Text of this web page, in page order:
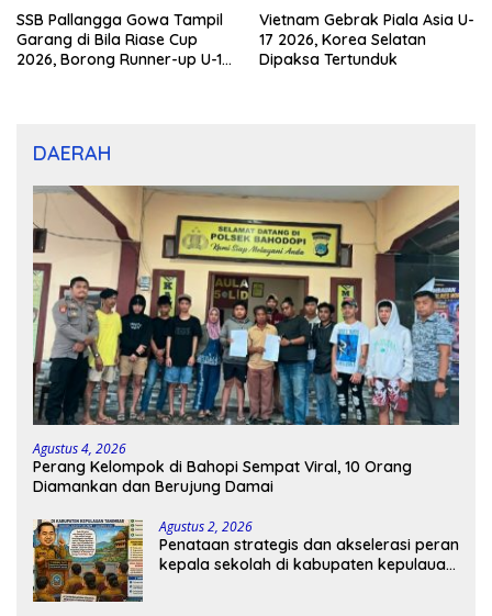
SSB Pallangga Gowa Tampil
Garang di Bila Riase Cup
2026, Borong Runner-up U-10
Vietnam Gebrak Piala Asia U-
17 2026, Korea Selatan
Dipaksa Tertunduk
DAERAH
Agustus 4, 2026
Perang Kelompok di Bahopi Sempat Viral, 10 Orang
Diamankan dan Berujung Damai
Agustus 2, 2026
Penataan strategis dan akselerasi peran
kepala sekolah di kabupaten kepulauan